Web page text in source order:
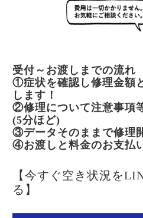
受付～お渡しまでの流れ
①症状を確認し修理金額
します！
②修理について注意事項
(5分ほど)
③データそのままで修理
④お渡しと料金のお支払
【今すぐ空き状況を
る】